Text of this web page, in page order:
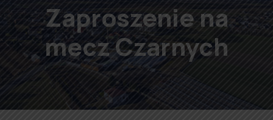
Zaproszenie na
mecz Czarnych